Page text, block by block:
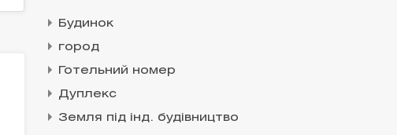
Будинок
город
Готельний номер
Дуплекс
Земля під інд. будівництво